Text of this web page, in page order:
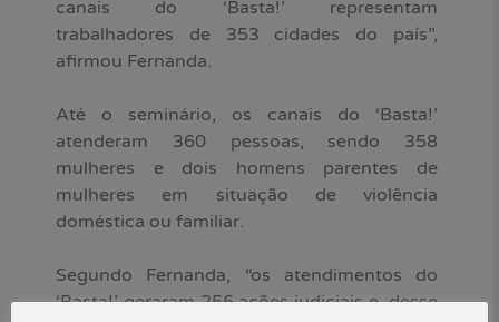
canais do ‘Basta!’ representam
trabalhadores de 353 cidades do país”,
afirmou Fernanda.
Até o seminário, os canais do ‘Basta!’
atenderam 360 pessoas, sendo 358
mulheres e dois homens parentes de
mulheres em situação de violência
doméstica ou familiar.
Segundo Fernanda, “os atendimentos do
‘Basta!’ geraram 256 ações judiciais e, desse